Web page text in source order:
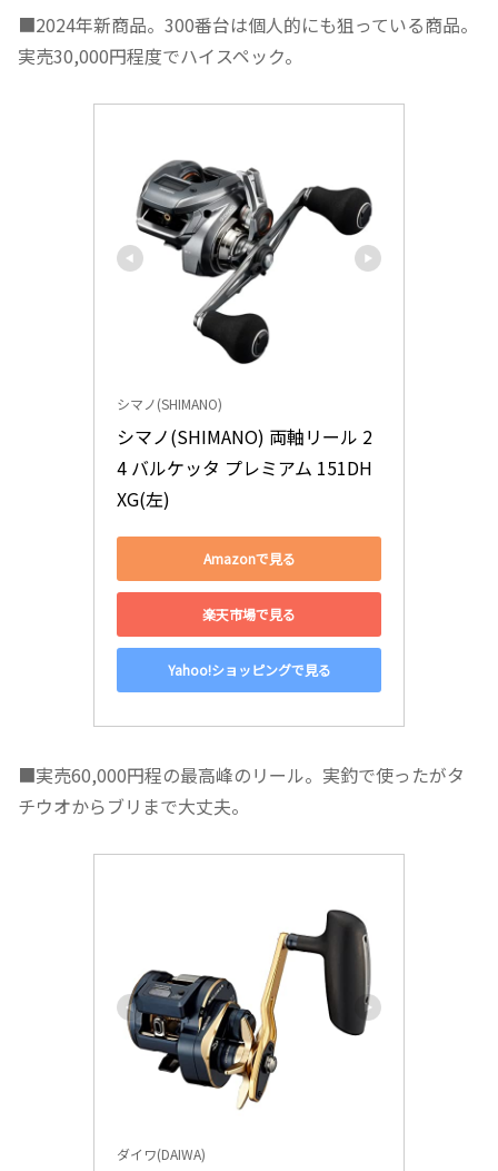
■2024年新商品。300番台は個人的にも狙っている商品。
実売30,000円程度でハイスペック。
シマノ(SHIMANO)
シマノ(SHIMANO) 両軸リール 2
4 バルケッタ プレミアム 151DH
XG(左)
Amazonで見る
楽天市場で見る
Yahoo!ショッピングで見る
■実売60,000円程の最高峰のリール。実釣で使ったがタ
チウオからブリまで大丈夫。
ダイワ(DAIWA)